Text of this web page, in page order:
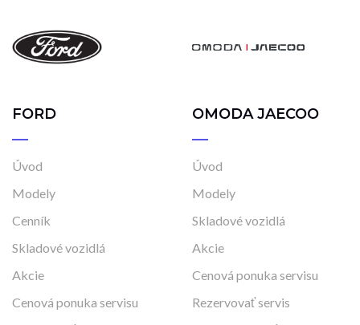
FORD
Úvod
Modely
Cenník
Skladové vozidlá
Akcie
Cenová ponuka servisu
OMODA JAECOO
Úvod
Modely
Skladové vozidlá
Akcie
Cenová ponuka servisu
Rezervovať servis